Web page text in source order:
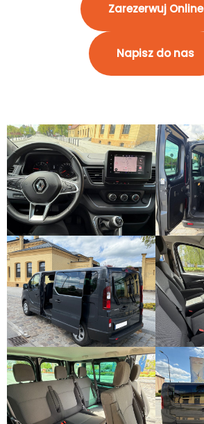
Zarezerwuj Online
Napisz do nas